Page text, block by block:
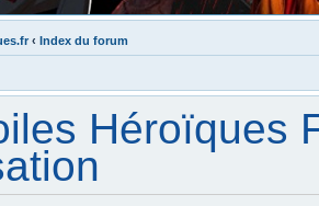
‹ Index du forum
Héroïques